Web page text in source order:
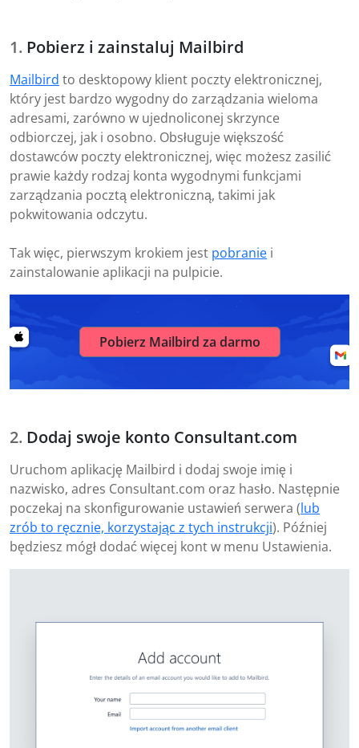
Pobierz i zainstaluj Mailbird
Mailbird to desktopowy klient poczty elektronicznej,
który jest bardzo wygodny do zarządzania wieloma
adresami, zarówno w ujednoliconej skrzynce
odbiorczej, jak i osobno. Obsługuje większość
dostawców poczty elektronicznej, więc możesz zasilić
prawie każdy rodzaj konta wygodnymi funkcjami
zarządzania pocztą elektroniczną, takimi jak
pokwitowania odczytu.
Tak więc, pierwszym krokiem jest pobranie i
zainstalowanie aplikacji na pulpicie.
Pobierz Mailbird za darmo
Dodaj swoje konto Consultant.com
Uruchom aplikację Mailbird i dodaj swoje imię i
nazwisko, adres Consultant.com oraz hasło. Następnie
poczekaj na skonfigurowanie ustawień serwera (lub
zrób to ręcznie, korzystając z tych instrukcji). Później
będziesz mógł dodać więcej kont w menu Ustawienia.